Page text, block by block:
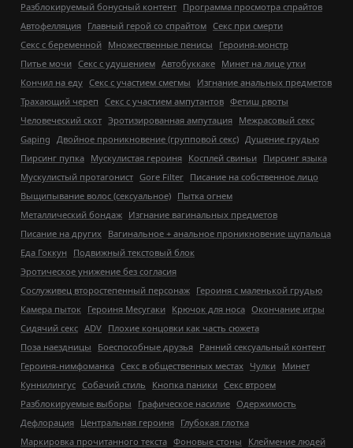
Разблокируемый бонусный контент Программа просмотра спрайтов
Автофелляция Главный герой со спрайтом Секс при смерти
Секс с беременной Множественные пенисы
Героиня-монстр
Питье мочи Секс с удушением Автобуккаке Минет на лице утки
Кончил на еду Секс с участием смегмы
Изгнание анальных предметов
Трахающий череп Секс с участием ампутантов Фетиш рвоты
Человеческий скот Эротизированная ампутация Межрасовый секс
Gaping Двойное проникновение (групповой секс) Душение грудью
Пирсинг пупка Мускулистая героиня Косплей свиньи Пирсинг языка
Мускулистый протагонист Gore Filter Писание на собственное лицо
Выщипывание волос (сексуальное) Пытка огнем
Металлический бондаж Изгнание вагинальных предметов
Писание на других Вагинальное + анальное проникновение щупальца
Еда Гоккун
Подвижный текстовый блок
Эротическое унижение без согласия
Сослуживец второстепенный персонаж Героиня с маленькой грудью
Камера пыток Героиня Месугаки Крючок для носа Окончание игры
Сидячий секс ADV Плохие концовки как часть сюжета
Поза наездницы
Боеспособные друзья Ранний сексуальный контент
Героиня-нимфоманка Секс в общественных местах Чулки Минет
Куннилингус Собачий стиль Кнопка паники Секс втроем
Разблокируемые выборы
Графическое насилие Одержимость
Дефлорация Центральная героиня Глубокая глотка
Маркировка прочитанного текста Фоновые стоны
Клеймение людей